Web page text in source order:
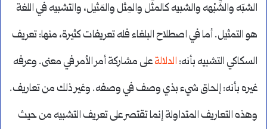
الشبَه والشِّبْهه والشبيه كالمثَل والمِثل والمَثيل، والتشبيه في اللغة
هو التمثيل. أما في اصطلاح البلغاء فله تعريفات كثيرة، منها: تعريف
السكاكي التشبيه بأنه: الدلالةعلى مشاركة أمر الأمر في معنى. وعرفه
غيره بأنه: إلحاق شيء بذي وصف في وصفه. وغير ذلك من تعاريف.
وهذه التعاريف المتداولة إنما تقتصر على تعريف التشبيه من حيث